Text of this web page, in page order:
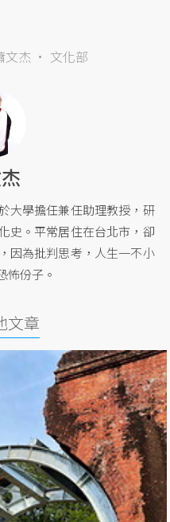
文杰 文化部
大學擔任兼任助理教授，研
史。平常居住在台北市，卻
因為批判思考，人生一不小
怖份子。
文章